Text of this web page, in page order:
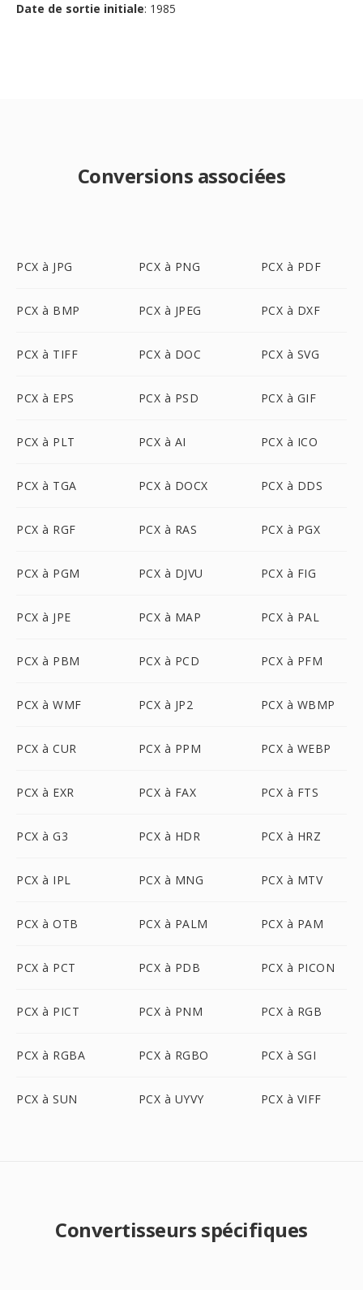
Date de sortie initiale: 1985
Conversions associées
PCX à JPG PCX à PNG PCX à PDF
PCX à BMP PCX à JPEG PCX à DXF
PCX à TIFF PCX à DOC PCX à SVG
PCX à EPS PCX à PSD PCX à GIF
PCX à PLT PCX à AI PCX à ICO
PCX à TGA PCX à DOCX PCX à DDS
PCX à RGF PCX à RAS PCX à PGX
PCX à PGM PCX à DJVU PCX à FIG
PCX à JPE PCX à MAP PCX à PAL
PCX à PBM PCX à PCD PCX à PFM
PCX à WMF PCX à JP2 PCX à WBMP
PCX à CUR PCX à PPM PCX à WEBP
PCX à EXR PCX à FAX PCX à FTS
PCX à G3 PCX à HDR PCX à HRZ
PCX à IPL PCX à MNG PCX à MTV
PCX à OTB PCX à PALM PCX à PAM
PCX à PCT PCX à PDB PCX à PICON
PCX à PICT PCX à PNM PCX à RGB
PCX à RGBA PCX à RGBO PCX à SGI
PCX à SUN PCX à UYVY PCX à VIFF
Convertisseurs spécifiques